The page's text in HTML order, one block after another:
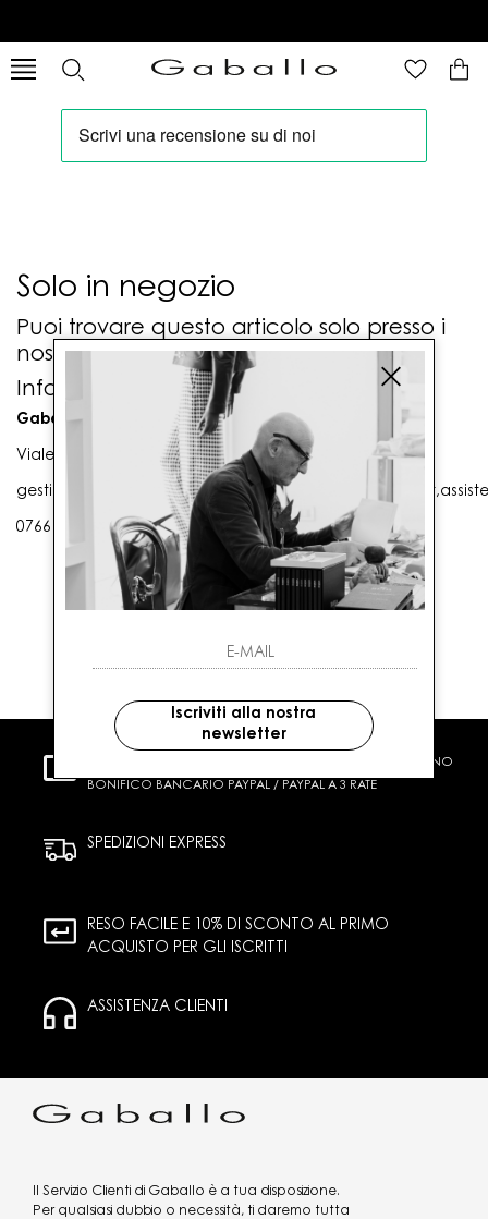
Solo in negozio
Puoi trovare questo articolo solo presso i
nostri punti vendita:
Info contatti
Gaballo Mario srl
Viale G. Matteotti n. 23 00053 Civitavecchia (RM)
0766 25656
CARTA DI CREDITO CONTRASSEGNO
BONIFICO BANCARIO PAYPAL / PAYPAL A 3 RATE
SPEDIZIONI EXPRESS
RESO FACILE E 10% DI SCONTO AL PRIMO
ACQUISTO PER GLI ISCRITTI
ASSISTENZA CLIENTI
Il Servizio Clienti di Gaballo è a tua disposizione.
Per qualsiasi dubbio o necessità, ti daremo tutta
Iscriviti alla nostra
newsletter